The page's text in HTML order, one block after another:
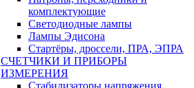
комплектующие
Светодиодные лампы
Лампы Эдисона
Стартёры, дроссели, ПРА, ЭПРА
СЧЕТЧИКИ И ПРИБОРЫ
ИЗМЕРЕНИЯ
Стабилизаторы напряжения